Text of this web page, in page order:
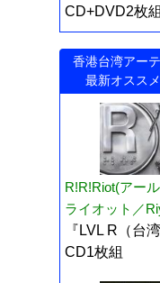
CD+DVD2枚組
香港台湾アー
最新オスス
R!R!Riot(アー
ライオット／
『LVL R（台
CD1枚組